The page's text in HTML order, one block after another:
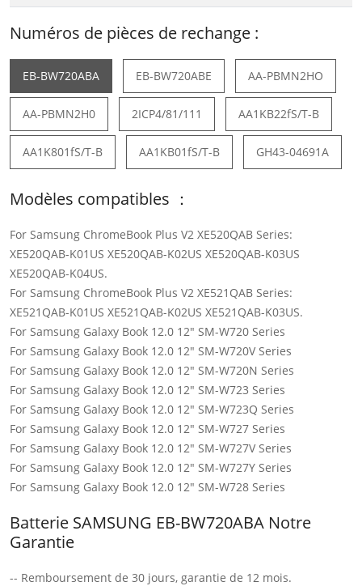
Numéros de pièces de rechange :
EB-BW720ABA EB-BW720ABE AA-PBMN2HO
AA-PBMN2H0 2ICP4/81/111 AA1KB22fS/T-B
AA1K801fS/T-B AA1KB01fS/T-B GH43-04691A
Modèles compatibles ：
For Samsung ChromeBook Plus V2 XE520QAB Series:
XE520QAB-K01US XE520QAB-K02US XE520QAB-K03US
XE520QAB-K04US.
For Samsung ChromeBook Plus V2 XE521QAB Series:
XE521QAB-K01US XE521QAB-K02US XE521QAB-K03US.
For Samsung Galaxy Book 12.0 12" SM-W720 Series
For Samsung Galaxy Book 12.0 12" SM-W720V Series
For Samsung Galaxy Book 12.0 12" SM-W720N Series
For Samsung Galaxy Book 12.0 12" SM-W723 Series
For Samsung Galaxy Book 12.0 12" SM-W723Q Series
For Samsung Galaxy Book 12.0 12" SM-W727 Series
For Samsung Galaxy Book 12.0 12" SM-W727V Series
For Samsung Galaxy Book 12.0 12" SM-W727Y Series
For Samsung Galaxy Book 12.0 12" SM-W728 Series
Batterie SAMSUNG EB-BW720ABA Notre
Garantie
-- Remboursement de 30 jours, garantie de 12 mois.